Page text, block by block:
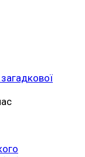
загадкової